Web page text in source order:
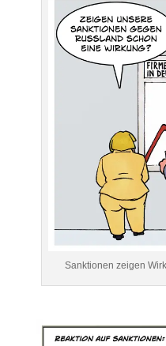
Sanktionen zeigen